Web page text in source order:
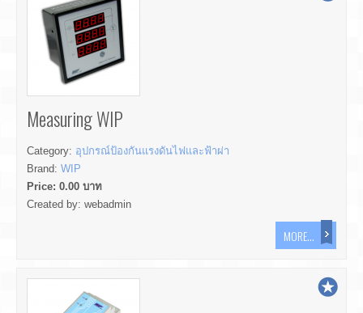
Measuring WIP
Category: อุปกรณ์ป้องกันแรงดันไฟและฟ้าผ่า
Brand: WIP
Price: 0.00 บาท
Created by: webadmin
MORE...